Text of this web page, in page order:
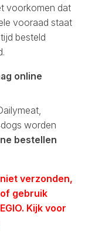
voorkomen dat
vooraad staat
besteld
online
worden
bestellen
verzonden,
gebruik
Kijk voor